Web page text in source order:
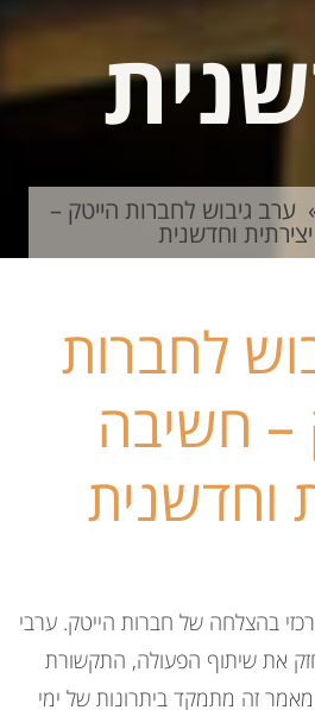
ערב גיבוש לחברות הייטק –
וחדשנית
לחברות
– חשיבה
וחדשנית
בהצלחה של חברות הייטק. ערבי
את שיתוף הפעולה, התקשורת
מאמר זה מתמקד ביתרונות של ימי